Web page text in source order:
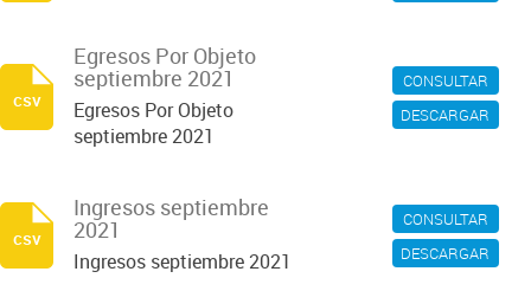
CONSULTAR
DESCARGAR
Egresos Por Objeto
septiembre 2021
Egresos Por Objeto
septiembre 2021
csv
CONSULTAR
DESCARGAR
Ingresos septiembre
2021
Ingresos septiembre 2021
csv